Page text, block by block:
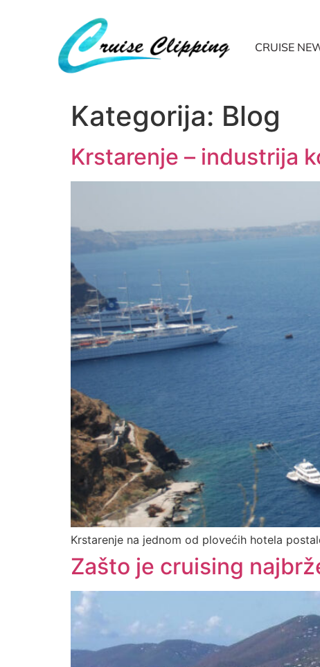
CRUISE
Kategorija: Blog
Krstarenje – industrija
Krstarenje na jednom od plovećih hotela
Zašto je cruising